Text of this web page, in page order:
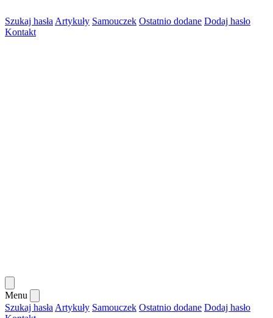
Szukaj hasła Artykuły Samouczek Ostatnio dodane Dodaj hasło
Kontakt
Menu
Szukaj hasła Artykuły Samouczek Ostatnio dodane Dodaj hasło